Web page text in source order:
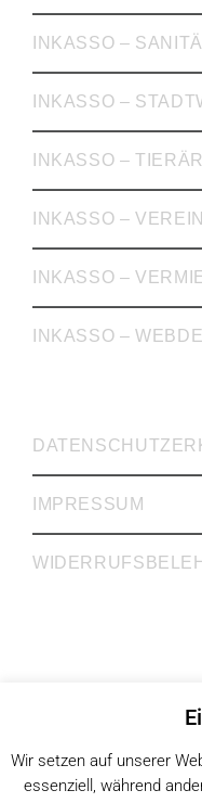
INKASSO –
INKASSO –
INKASSO –
INKASSO –
INKASSO –
INKASSO –
IMPRESSUM
Rechtsanwälte Dr.
Rechtsberatung |
Köln | Mülheim an der
© 2026
Wir setzen auf unserer
essenziell, während